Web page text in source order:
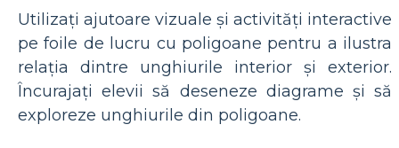
Utilizați ajutoare vizuale și activități interactive
pe foile de lucru cu poligoane pentru a ilustra
relația dintre unghiurile interior și exterior.
Încurajați elevii să deseneze diagrame și să
exploreze unghiurile din poligoane.